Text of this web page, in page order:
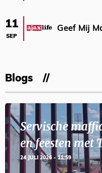
11
SEP
Geef Mij
Blogs
Servische
en feesten met
24 JULI 2026 - 11:59